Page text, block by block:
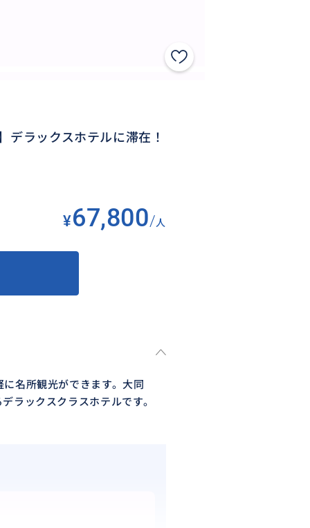
デラックスホテルに滞在！
¥67,800/人
名所観光ができます。大同
ラックスクラスホテルです。